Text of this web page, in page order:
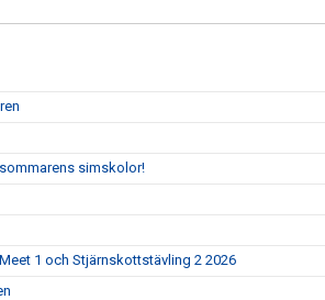
simskolor!
1 och Stjärnskottstävling 2 2026